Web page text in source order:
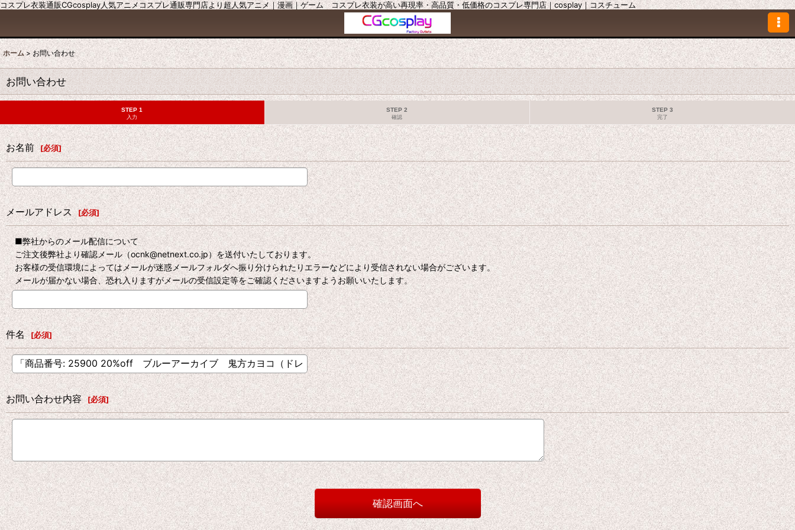
コスプレ衣装通販CGcosplay人気アニメコスプレ通販専門店より超人気アニメ｜漫画｜ゲーム コスプレ衣装が高い再現率・高品質・低価格のコスプレ専門店｜cosplay｜コスチューム
ホーム > お問い合わせ
お問い合わせ
STEP 1
入力
STEP 2
確認
STEP 3
完了
お名前 [必須]
メールアドレス [必須]
■弊社からのメール配信について
ご注文後弊社より確認メール（ocnk@netnext.co.jp）を送付いたしております。
お客様の受信環境によってはメールが迷惑メールフォルダへ振り分けられたりエラーなどにより受信されない場合がございます。
メールが届かない場合、恐れ入りますがメールの受信設定等をご確認くださいますようお願いいたします。
件名 [必須]
お問い合わせ内容 [必須]
確認画面へ